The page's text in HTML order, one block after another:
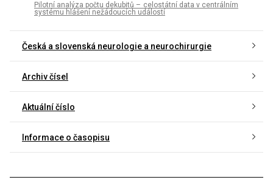
Pilotní analýza počtu dekubitů – celostátní data v centrálním
systému hlášení nežádoucích událostí
Česká a slovenská neurologie a neurochirurgie
Archiv čísel
Aktuální číslo
Informace o časopisu